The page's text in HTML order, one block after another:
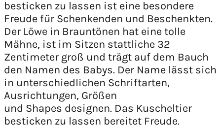
besticken zu lassen ist eine besondere
Freude für Schenkenden und Beschenkten.
Der Löwe in Brauntönen hat eine tolle
Mähne, ist im Sitzen stattliche 32
Zentimeter groß und trägt auf dem Bauch
den Namen des Babys. Der Name lässt sich
in unterschiedlichen Schriftarten,
Ausrichtungen, Größen
und Shapes designen. Das Kuscheltier
besticken zu lassen bereitet Freude.